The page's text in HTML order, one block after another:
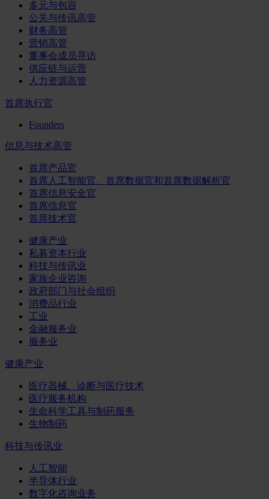
多元与包容
公关与传讯高管
财务高管
营销高管
董事会成员寻访
供应链与运营
人力资源高管
首席执行官
Founders
信息与技术高管
首席产品官
首席人工智能官、首席数据官和首席数据解析官
首席信息安全官
首席信息官
首席技术官
健康产业
私募资本行业
科技与传讯业
家族企业咨询
政府部门与社会组织
消费品行业
工业
金融服务业
服务业
健康产业
医疗器械、诊断与医疗技术
医疗服务机构
生命科学工具与制药服务
生物制药
科技与传讯业
人工智能
半导体行业
数字化咨询业务